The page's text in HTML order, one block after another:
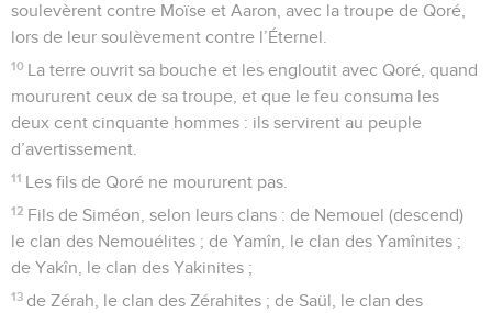
soulevèrent contre Moïse et Aaron, avec la troupe de Qoré,
lors de leur soulèvement contre l’Éternel.
10 La terre ouvrit sa bouche et les engloutit avec Qoré, quand
moururent ceux de sa troupe, et que le feu consuma les
deux cent cinquante hommes : ils servirent au peuple
d’avertissement.
11 Les fils de Qoré ne moururent pas.
12 Fils de Siméon, selon leurs clans : de Nemouel (descend)
le clan des Nemouélites ; de Yamîn, le clan des Yamînites ;
de Yakîn, le clan des Yakinites ;
13 de Zérah, le clan des Zérahites ; de Saül, le clan des